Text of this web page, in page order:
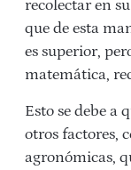
recolectar en
que de esta
es superior,
matemática,
Esto se debe a
otros factores,
agronómicas,